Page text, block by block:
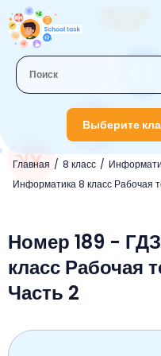
Выберите
Главная 8 класс
Информатика 8 класс Рабочая
1 класс
3 класс
4 класс
Номер 189 -
класс Рабочая
Часть 2